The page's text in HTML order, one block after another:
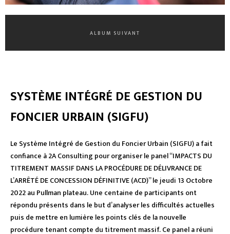
ALBUM SUIVANT
SYSTÈME INTÉGRÉ DE GESTION DU
FONCIER URBAIN (SIGFU)
Le Système Intégré de Gestion du Foncier Urbain (SIGFU) a fait
confiance à 2A Consulting pour organiser le panel “IMPACTS DU
TITREMENT MASSIF DANS LA PROCÉDURE DE DÉLIVRANCE DE
L’ARRÊTÉ DE CONCESSION DÉFINITIVE (ACD)” le jeudi 13 Octobre
2022 au Pullman plateau. Une centaine de participants ont
répondu présents dans le but d’analyser les difficultés actuelles
puis de mettre en lumière les points clés de la nouvelle
procédure tenant compte du titrement massif. Ce panel a réuni